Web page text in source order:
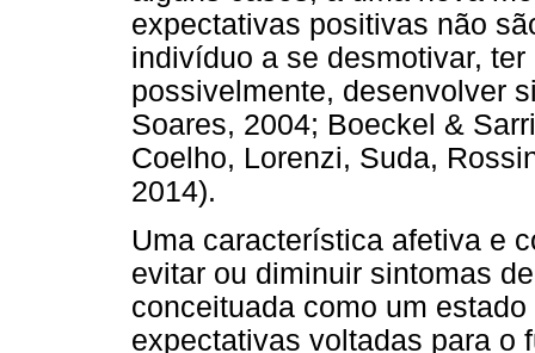
expectativas positivas não
indivíduo a se desmotivar,
possivelmente, desenvolver
Soares, 2004; Boeckel &
Coelho, Lorenzi, Suda,
2014).
Uma característica afetiva e
evitar ou diminuir sintomas
conceituada como um
expectativas voltadas para o